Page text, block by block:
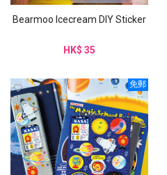
Bearmoo Icecream DIY Sticker
HK$ 35
免郵